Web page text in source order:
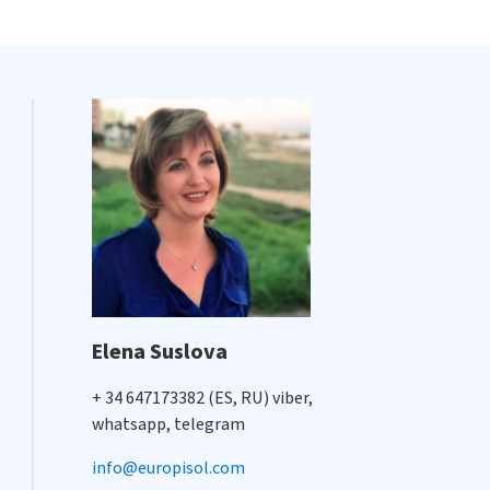
Elena Suslova
+ 34 647173382 (ES, RU) viber,
whatsapp, telegram
info@europisol.com